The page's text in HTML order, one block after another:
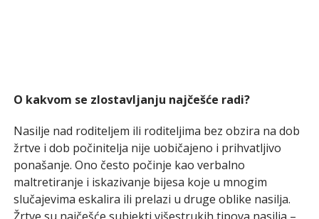
O kakvom se zlostavljanju najčešće radi?
Nasilje nad roditeljem ili roditeljima bez obzira na dob
žrtve i dob počinitelja nije uobičajeno i prihvatljivo
ponašanje. Ono često počinje kao verbalno
maltretiranje i iskazivanje bijesa koje u mnogim
slučajevima eskalira ili prelazi u druge oblike nasilja.